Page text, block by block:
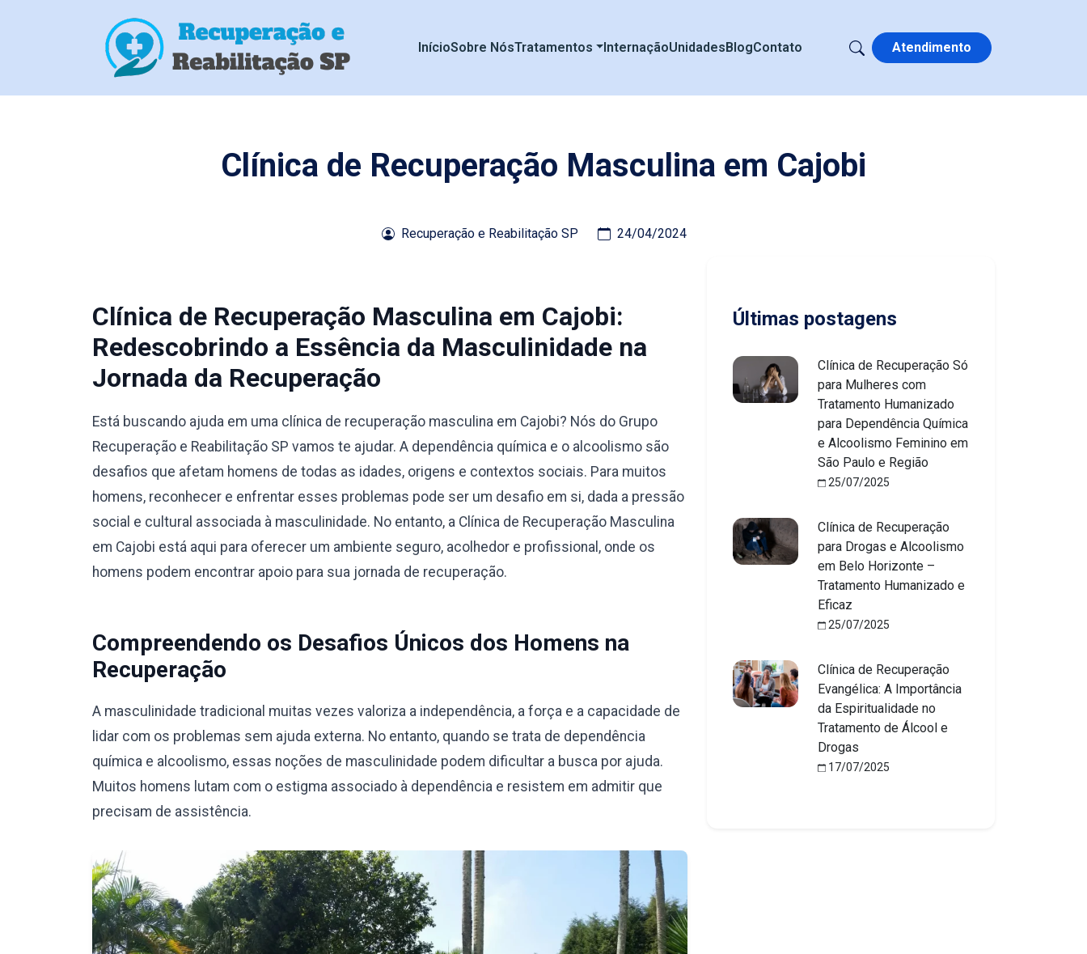
InícioSobre NósTratamentos InternaçãoUnidadesBlogContato Atendimento
Clínica de Recuperação Masculina em Cajobi
Recuperação e Reabilitação SP 24/04/2024
Clínica de Recuperação Masculina em Cajobi:
Redescobrindo a Essência da Masculinidade na
Jornada da Recuperação
Está buscando ajuda em uma clínica de recuperação masculina em Cajobi? Nós do Grupo
Recuperação e Reabilitação SP vamos te ajudar. A dependência química e o alcoolismo são
desafios que afetam homens de todas as idades, origens e contextos sociais. Para muitos
homens, reconhecer e enfrentar esses problemas pode ser um desafio em si, dada a pressão
social e cultural associada à masculinidade. No entanto, a Clínica de Recuperação Masculina
em Cajobi está aqui para oferecer um ambiente seguro, acolhedor e profissional, onde os
homens podem encontrar apoio para sua jornada de recuperação.
Compreendendo os Desafios Únicos dos Homens na
Recuperação
A masculinidade tradicional muitas vezes valoriza a independência, a força e a capacidade de
lidar com os problemas sem ajuda externa. No entanto, quando se trata de dependência
química e alcoolismo, essas noções de masculinidade podem dificultar a busca por ajuda.
Muitos homens lutam com o estigma associado à dependência e resistem em admitir que
precisam de assistência.
Últimas postagens
Clínica de Recuperação Só
para Mulheres com
Tratamento Humanizado
para Dependência Química
e Alcoolismo Feminino em
São Paulo e Região
25/07/2025
Clínica de Recuperação
para Drogas e Alcoolismo
em Belo Horizonte –
Tratamento Humanizado e
Eficaz
25/07/2025
Clínica de Recuperação
Evangélica: A Importância
da Espiritualidade no
Tratamento de Álcool e
Drogas
17/07/2025